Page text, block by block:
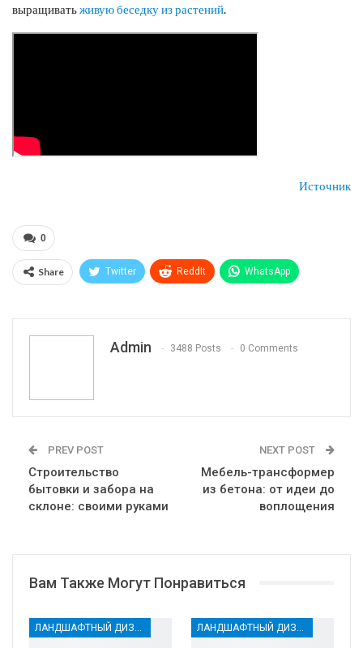
выращиватьживую беседку из растений.
Источник
0
Share Twitter ReddIt WhatsApp
Admin 3488 Posts 0 Comments
PREV POST
Строительство
бытовки и забора на
склоне: своими руками
NEXT POST
Мебель-трансформер
из бетона: от идеи до
воплощения
Вам Также Могут Понравиться